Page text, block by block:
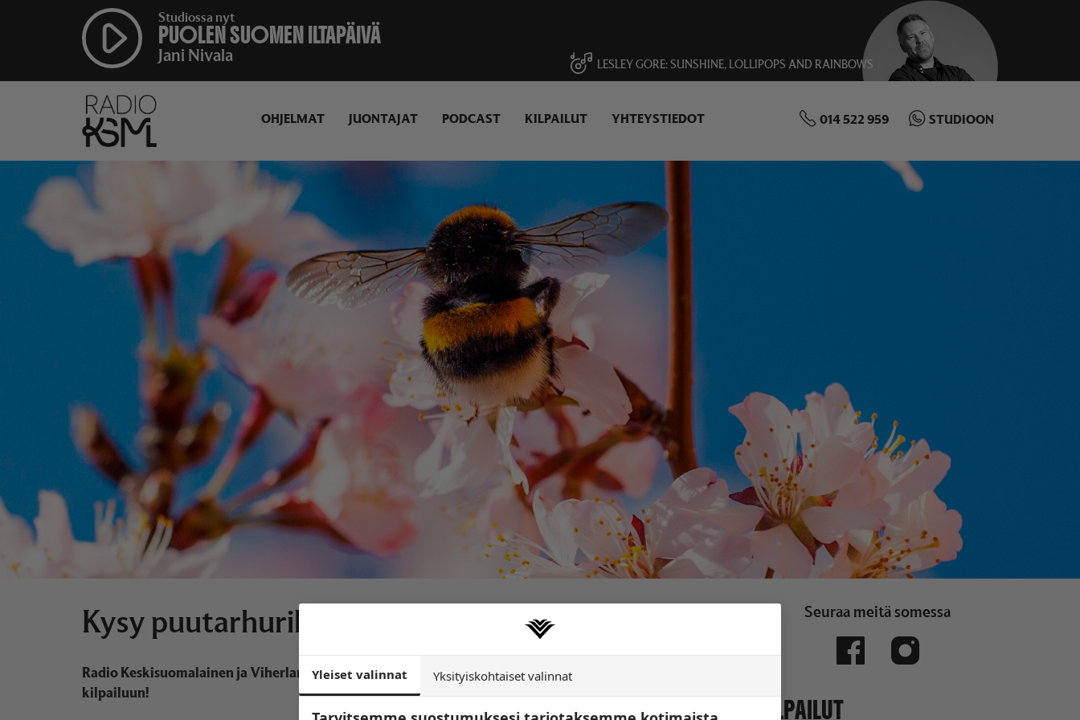
Studiossa nyt
PUOLEN SUOMEN ILTAPÄIVÄ
Jani Nivala LESLEY GORE SUNSHINE, LOLLIPOPS AND RAINBOWS
OHJELMAT JUONTAJAT PODCAST KILPAILUT YHTEYSTIEDOT 014 522 959 STUDIOON
Kysy puutarhurilta – osallistu ja voita!
Radio Keskisuomalainen ja Viherlandia Oy kutsuvat sinut mukaan inspiroivaan puutarhateemaiseen
kilpailuun!
Seuraa meitä somessa
KILPAILUT
Yleiset valinnat Yksityiskohtaiset valinnat